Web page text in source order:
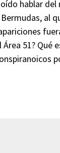
hablar
al
Área 51? Qué